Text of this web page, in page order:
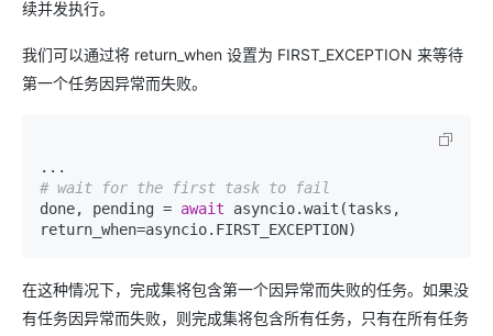
续并发执行。
我们可以通过将 return_when 设置为 FIRST_EXCEPTION 来等待
第一个任务因异常而失败。
# wait for the first task to fail
done, pending = await asyncio.wait(tasks,
return_when=asyncio.FIRST_EXCEPTION)
在这种情况下，完成集将包含第一个因异常而失败的任务。如果没
有任务因异常而失败，则完成集将包含所有任务，只有在所有任务